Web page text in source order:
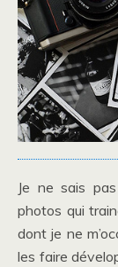
Je ne sais
photos qui
dont je ne
les faire